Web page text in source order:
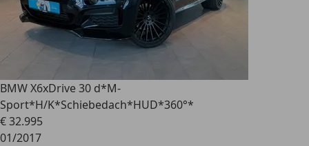
BMW X6xDrive 30 d*M-
Sport*H/K*Schiebedach*HUD*360°*
€ 32.995
01/2017